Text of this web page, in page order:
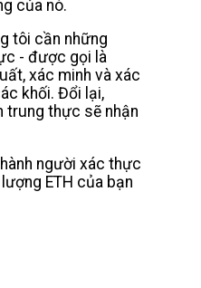
của nó.
tôi cần những
- được gọi là
xác minh và xác
khối. Đổi lại,
trung thực sẽ nhận
người xác thực
ETH của bạn